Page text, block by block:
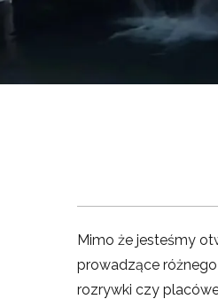
Mimo że jesteśmy
prowadzące
rozrywki czy